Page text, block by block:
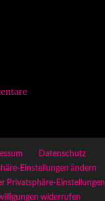
Datenschutz
Einstellungen ändern
Privatsphäre-Einstellungen
widerrufen